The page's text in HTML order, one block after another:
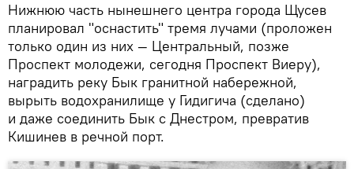
Нижнюю часть нынешнего центра города Щусев
планировал "оснастить" тремя лучами (проложен
только один из них — Центральный, позже
Проспект молодежи, сегодня Проспект Виеру),
наградить реку Бык гранитной набережной,
вырыть водохранилище у Гидигича (сделано)
и даже соединить Бык с Днестром, превратив
Кишинев в речной порт.